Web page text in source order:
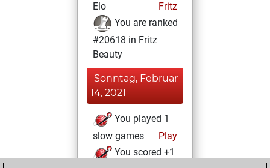
Elo
Fritz
You are ranked
#20618 in Fritz
Beauty
Sonntag, Februar
14, 2021
You played 1
slow games
Play
You scored +1